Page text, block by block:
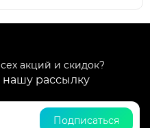
акций и скидок?
рассылку
Подписаться